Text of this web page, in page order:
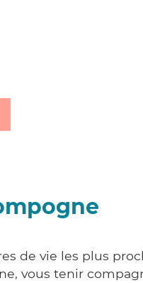
de vie les plus
vous tenir